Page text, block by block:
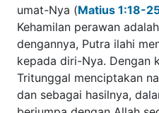
bayangi, tetapi dalam
kurang. Meskipun kita
jauh lebih daripada itu; Dia
merendahkan diri-Nya
kemuliaan-Nya dengan
7. Sejak dikandung, Sang